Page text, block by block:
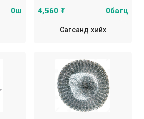
0ш 4,560 ₮ 0багц
Сагсанд хийх